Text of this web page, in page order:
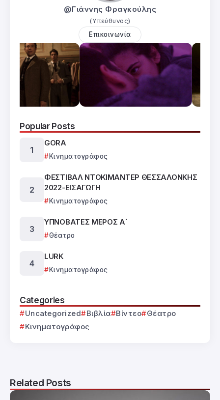
@Γιάννης Φραγκούλης
(Υπεύθυνος)
Επικοινωνία
Popular Posts
GORA
Κινηματογράφος
ΦΕΣΤΙΒΑΛ ΝΤΟΚΙΜΑΝΤΕΡ ΘΕΣΣΑΛΟΝΚΗΣ
2022-ΕΙΣΑΓΩΓΗ
Κινηματογράφος
ΥΠΝΟΒΑΤΕΣ ΜΕΡΟΣ Α΄
Θέατρο
LURK
Κινηματογράφος
Categories
Uncategorized Βιβλία Βίντεο
Θέατρο
Κινηματογράφος
Related Posts